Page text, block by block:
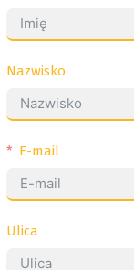
Nazwisko
E-mail
Ulica